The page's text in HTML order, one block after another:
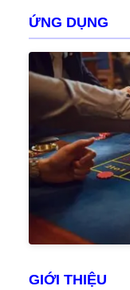
ỨNG DỤNG
GIỚI THIỆU